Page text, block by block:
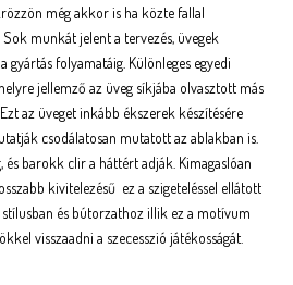
még akkor is ha közte fallal
munkát jelent a tervezés, üvegek
gyártás folyamatáig. Különleges egyedi
jellemző az üveg síkjába olvasztott más
az üveget inkább ékszerek készítésére
csodálatosan mutatott az ablakban is.
és barokk clir a háttért adják. Kimagaslóan
kivitelezésű ez a szigeteléssel ellátott
és bútorzathoz illik ez a motívum
visszaadni a szecesszió játékosságát.